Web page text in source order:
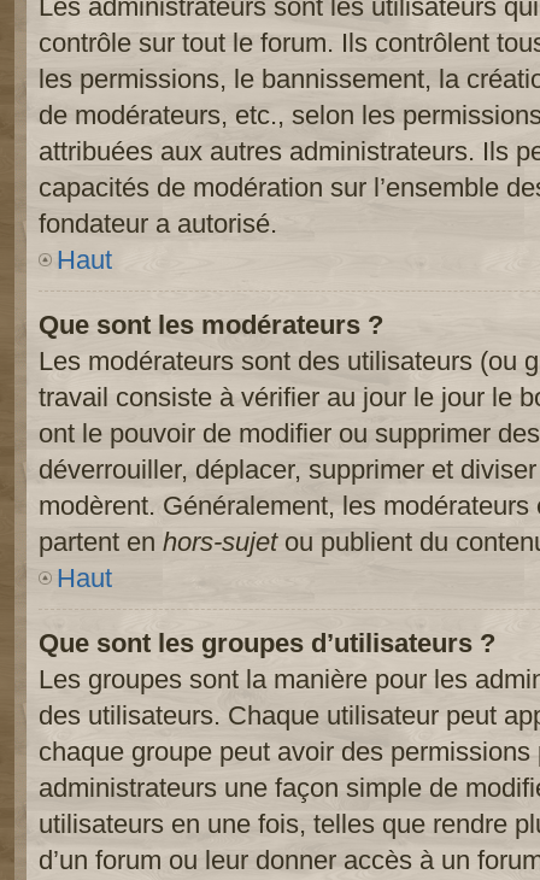
Les administrateurs sont les utilisateurs
contrôle sur tout le forum. Ils contrôlent
les permissions, le bannissement, la
de modérateurs, etc., selon les
attribuées aux autres administrateurs. Ils
capacités de modération sur l’ensemble
fondateur a autorisé.
Haut
Que sont les modérateurs ?
Les modérateurs sont des utilisateurs (ou
travail consiste à vérifier au jour le jour le
ont le pouvoir de modifier ou supprimer
déverrouiller, déplacer, supprimer et
modèrent. Généralement, les
partent en hors-sujetou publient du
Haut
Que sont les groupes d’utilisateurs ?
Les groupes sont la manière pour les
des utilisateurs. Chaque utilisateur peut
chaque groupe peut avoir des
administrateurs une façon simple de
utilisateurs en une fois, telles que rendre
d’un forum ou leur donner accès à un